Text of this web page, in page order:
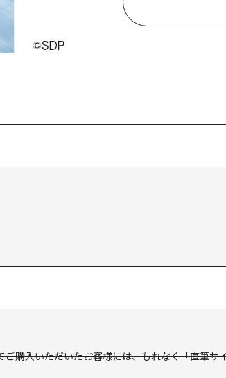
購入いただいたお客様には、もれなく「直筆